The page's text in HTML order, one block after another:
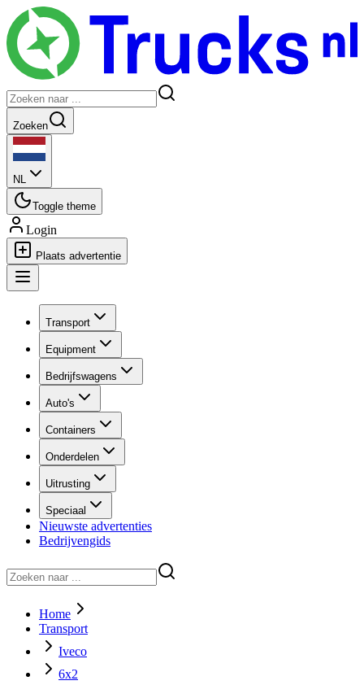
Zoeken
NL
Toggle theme
Login
Plaats advertentie
Transport
Equipment
Bedrijfswagens
Auto's
Containers
Onderdelen
Uitrusting
Speciaal
Nieuwste advertenties
Bedrijvengids
Home
Transport
Iveco
6x2